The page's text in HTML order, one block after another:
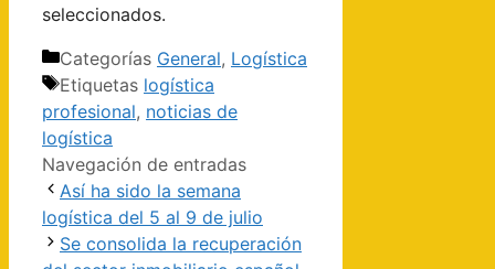
seleccionados.
Categorías General, Logística
Etiquetas logística
profesional, noticias de
logística
Navegación de entradas
Así ha sido la semana
logística del 5 al 9 de julio
Se consolida la recuperación